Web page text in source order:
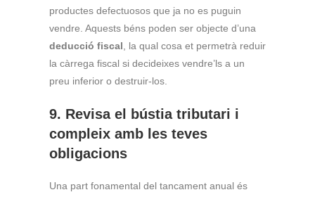
productes defectuosos que ja no es puguin
vendre. Aquests béns poden ser objecte d’una
deducció fiscal, la qual cosa et permetrà reduir
la càrrega fiscal si decideixes vendre’ls a un
preu inferior o destruir-los.
9. Revisa el bústia tributari i
compleix amb les teves
obligacions
Una part fonamental del tancament anual és